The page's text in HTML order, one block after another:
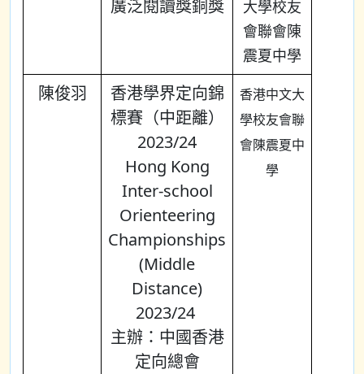
廣泛閱讀獎銅獎
大學校友
會聯會陳
震夏中學
陳俊羽
香港學界定向錦
標賽（中距離）
2023/24
Hong Kong
Inter-school
Orienteering
Championships
(Middle
Distance)
2023/24
主辦：中國香港
定向總會
香港中文大
學校友會聯
會陳震夏中
學